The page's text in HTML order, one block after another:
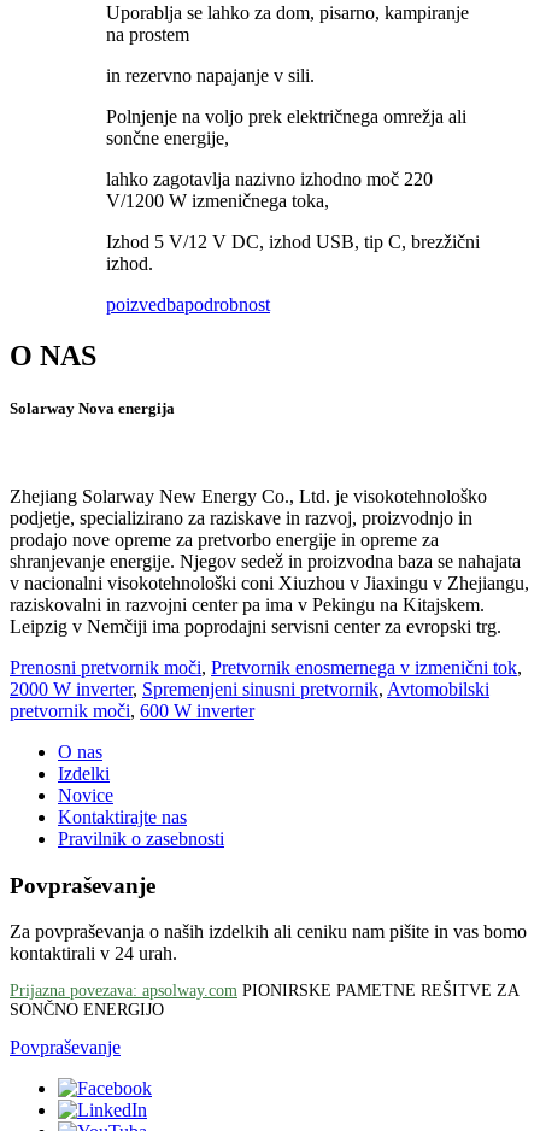
Uporablja se lahko za dom, pisarno, kampiranje
na prostem
in rezervno napajanje v sili.
Polnjenje na voljo prek električnega omrežja ali
sončne energije,
lahko zagotavlja nazivno izhodno moč 220
V/1200 W izmeničnega toka,
Izhod 5 V/12 V DC, izhod USB, tip C, brezžični
izhod.
poizvedbapodrobnost
O NAS
Solarway Nova energija
Zhejiang Solarway New Energy Co., Ltd. je visokotehnološko
podjetje, specializirano za raziskave in razvoj, proizvodnjo in
prodajo nove opreme za pretvorbo energije in opreme za
shranjevanje energije. Njegov sedež in proizvodna baza se nahajata
v nacionalni visokotehnološki coni Xiuzhou v Jiaxingu v Zhejiangu,
raziskovalni in razvojni center pa ima v Pekingu na Kitajskem.
Leipzig v Nemčiji ima poprodajni servisni center za evropski trg.
Prenosni pretvornik moči, Pretvornik enosmernega v izmenični tok,
2000 W inverter, Spremenjeni sinusni pretvornik, Avtomobilski
pretvornik moči, 600 W inverter
O nas
Izdelki
Novice
Kontaktirajte nas
Pravilnik o zasebnosti
Povpraševanje
Za povpraševanja o naših izdelkih ali ceniku nam pišite in vas bomo
kontaktirali v 24 urah.
Prijazna povezava: apsolway.com PIONIRSKE PAMETNE REŠITVE ZA
SONČNO ENERGIJO
Povpraševanje